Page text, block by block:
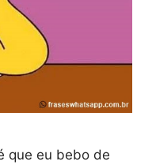
que eu bebo de